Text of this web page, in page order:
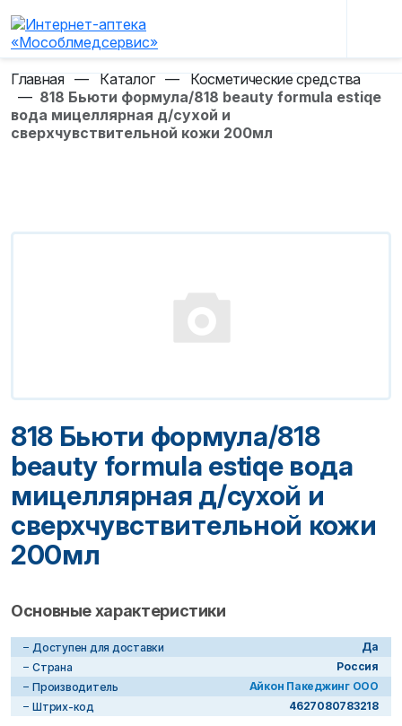
Главная — Каталог — Косметические средства
— 818 Бьюти формула/818 beauty formula estiqe
вода мицеллярная д/сухой и
сверхчувствительной кожи 200мл
818 Бьюти формула/818
beauty formula estiqe вода
мицеллярная д/сухой и
сверхчувствительной кожи
200мл
Основные характеристики
Доступен для доставки
Да
Страна
Россия
Производитель
Айкон Пакеджинг ООО
Штрих-код
4627080783218